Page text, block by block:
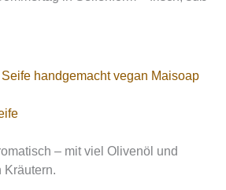
– mit viel Olivenöl und
Kräutern.